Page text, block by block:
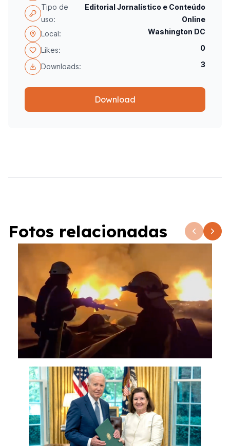
Tipo de
uso:
Editorial Jornalístico e Conteúdo
Online
Local:
Washington DC
Likes: 0
Downloads: 3
Download
Fotos relacionadas